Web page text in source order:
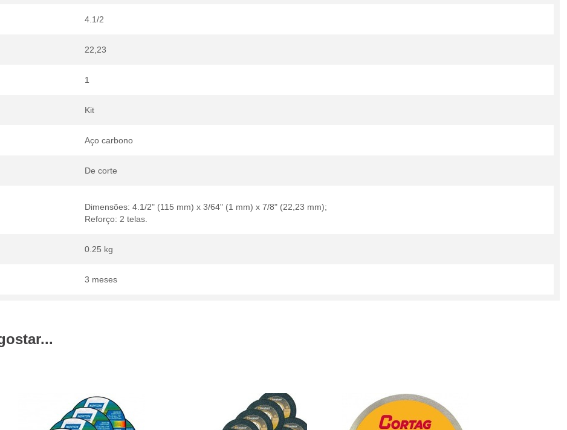
4.1/2
22,23
1
Kit
Aço carbono
De corte
Dimensões: 4.1/2" (115 mm) x 3/64" (1 mm) x 7/8" (22,23 mm);
Reforço: 2 telas.
0.25 kg
3 meses